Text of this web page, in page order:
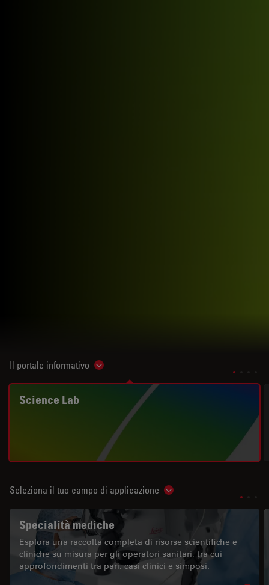
Il portale informativo Show subnavigation
Science Lab
Seleziona il tuo campo di applicazione Show subnavigation
Specialità mediche
Esplora una raccolta completa di risorse scientifiche e
cliniche su misura per gli operatori sanitari, tra cui
approfondimenti tra pari, casi clinici e simposi.